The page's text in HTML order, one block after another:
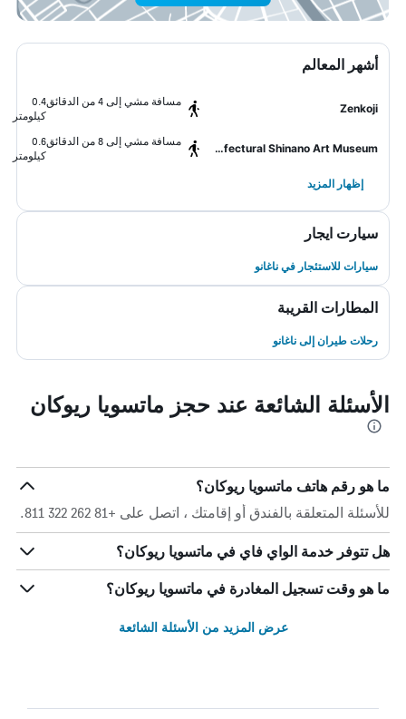
أشهر المعالم
Zenkoji
مسافة مشي إلى 4 من الدقائق
0.4
كيلومتر
Nagano Prefectural Shinano Art Museum
مسافة مشي إلى 8 من الدقائق
0.6
كيلومتر
إظهار المزيد
سيارت ايجار
سيارات للاستئجار في ناغانو
المطارات القريبة
رحلات طيران إلى ناغانو
الأسئلة الشائعة عند حجز ماتسويا ريوكان
ما هو رقم هاتف ماتسويا ريوكان؟
للأسئلة المتعلقة بالفندق أو إقامتك ، اتصل على +81 262 322 811.
هل تتوفر خدمة الواي فاي في ماتسويا ريوكان؟
ما هو وقت تسجيل المغادرة في ماتسويا ريوكان؟
عرض المزيد من الأسئلة الشائعة